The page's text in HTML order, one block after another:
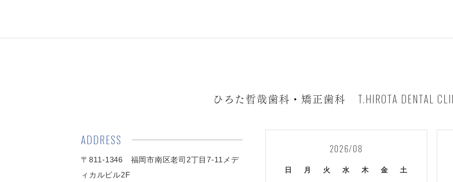
ひろた哲哉歯科・矯正歯科 T.HIROTA DENTAL
ADDRESS
〒811-1346 福岡市南区老司2丁目7-11メデ
ィカルビル2F
2026/08
日 月 火 水 木 金 土